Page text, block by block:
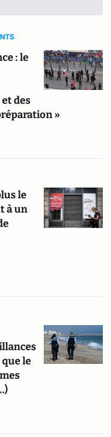
: le
des
»
le
à un
que le